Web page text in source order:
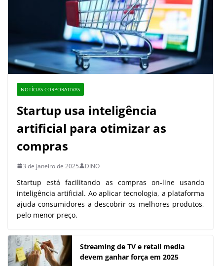
NOTÍCIAS CORPORATIVAS
Startup usa inteligência
artificial para otimizar as
compras
3 de janeiro de 2025 DINO
Startup está facilitando as compras on-line usando
inteligência artificial. Ao aplicar tecnologia, a plataforma
ajuda consumidores a descobrir os melhores produtos,
pelo menor preço.
Streaming de TV e retail media
devem ganhar força em 2025